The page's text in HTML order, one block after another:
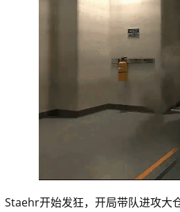
Staehr开始发狂，开局带队进攻大